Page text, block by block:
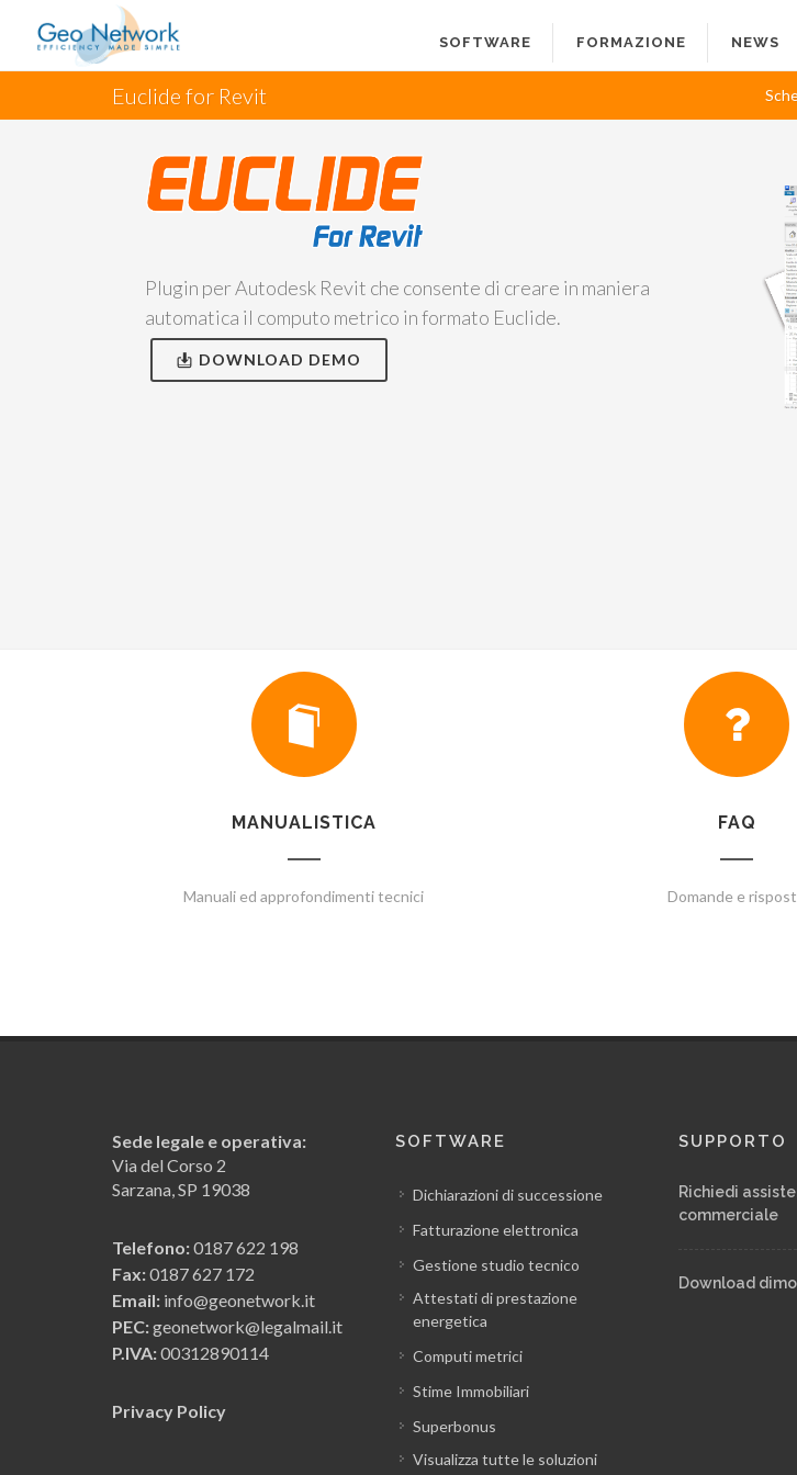
SOFTWARE FORMAZIONE NEWS
Euclide for Revit
Plugin per Autodesk Revit che consente di creare in maniera
automatica il computo metrico in formato Euclide.
DOWNLOAD DEMO
MANUALISTICA
Manuali ed approfondimenti tecnici
FAQ
Domande e
Sede legale e operativa:
Via del Corso 2
Sarzana, SP 19038
Telefono:0187 622 198
Fax:0187 627 172
Email: info@geonetwork.it
PEC:geonetwork@legalmail.it
P.IVA:00312890114
Privacy Policy
SOFTWARE
Dichiarazioni di successione
Fatturazione elettronica
Gestione studio tecnico
Attestati di prestazione
energetica
Computi metrici
Stime Immobiliari
Superbonus
Visualizza tutte le soluzioni
SUPPORTO
Richiedi
commerciale
Download